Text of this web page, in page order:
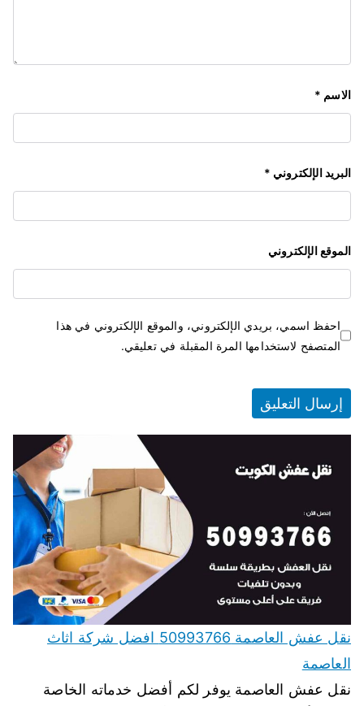
الاسم *
البريد الإلكتروني *
الموقع الإلكتروني
احفظ اسمي، بريدي الإلكتروني، والموقع الإلكتروني في هذا
المتصفح لاستخدامها المرة المقبلة في تعليقي.
نقل عفش العاصمة 50993766 افضل شركة اثاث
العاصمة
نقل عفش العاصمة يوفر لكم أفضل خدماته الخاصة